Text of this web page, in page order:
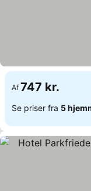
Af 747 kr.
Se priser fra 5